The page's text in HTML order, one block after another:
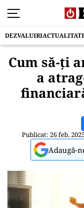
DEZVALUIRI
Cum să-ți
a
Publicat: 26 feb.
Adaugă-